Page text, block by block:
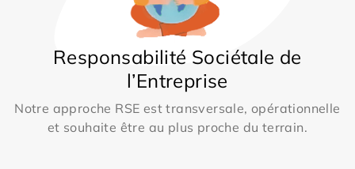
Responsabilité Sociétale de
l’Entreprise
Notre approche RSE est transversale, opérationnelle
et souhaite être au plus proche du terrain.